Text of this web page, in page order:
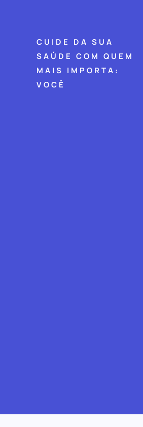
CUIDE DA SUA
SAÚDE COM QUEM
MAIS IMPORTA:
VOCÊ